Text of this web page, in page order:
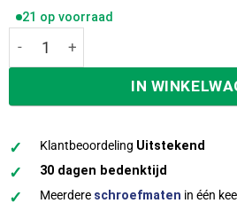
21 op voorraad
Ivana schroeven pozidriv pz-2
IN
✓ Klantbeoordeling Uitstekend
✓ 30 dagen bedenktijd
✓ Meerdere schroefmaten in één